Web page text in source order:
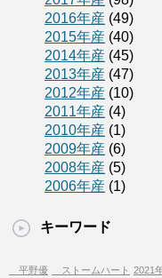
2016年産 (49)
2015年産 (40)
2014年産 (45)
2013年産 (47)
2012年産 (10)
2011年産 (4)
2010年産 (1)
2009年産 (6)
2008年産 (5)
2006年産 (1)
キーワード
平野優 ストームハート 2021